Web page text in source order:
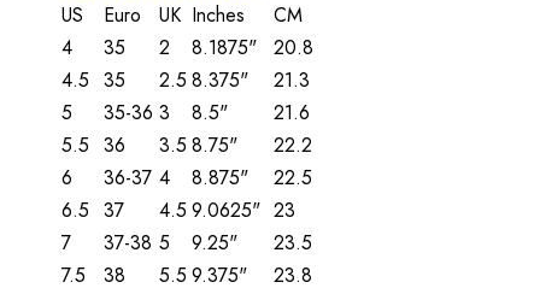
US
Euro UK Inches
CM
4
35 2 8.1875"
20.8
4.5 35 2.5 8.375"
21.3
5
35-36 3 8.5"
21.6
5.5 36 3.5 8.75"
22.2
6
36-37 4 8.875"
22.5
6.5 37 4.5 9.0625" 23
7
37-38 5 9.25"
23.5
7.5
38 5.5 9.375" 23.8